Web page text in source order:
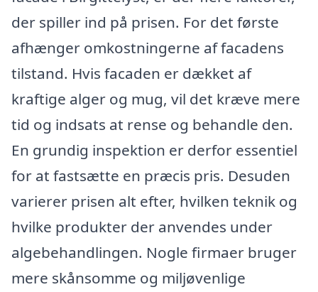
der spiller ind på prisen. For det første
afhænger omkostningerne af facadens
tilstand. Hvis facaden er dækket af
kraftige alger og mug, vil det kræve mere
tid og indsats at rense og behandle den.
En grundig inspektion er derfor essentiel
for at fastsætte en præcis pris. Desuden
varierer prisen alt efter, hvilken teknik og
hvilke produkter der anvendes under
algebehandlingen. Nogle firmaer bruger
mere skånsomme og miljøvenlige